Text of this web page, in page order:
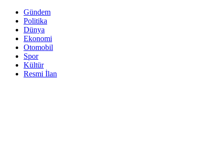
Gündem
Politika
Dünya
Ekonomi
Otomobil
Spor
Kültür
Resmi İlan